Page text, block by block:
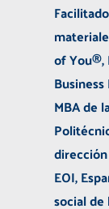
of You®,
MBA de
EOI,
social de